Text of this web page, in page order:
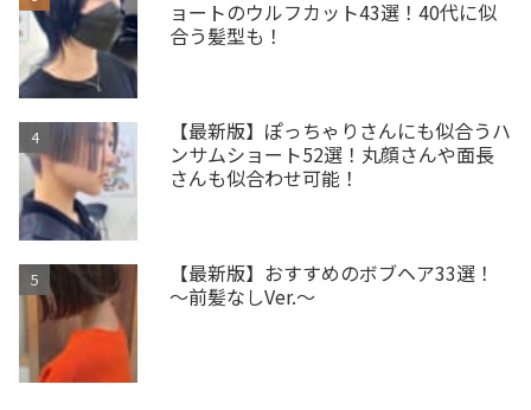
ョートのウルフカット43選！40代に似
合う髪型も！
【最新版】ぽっちゃりさんにも似合うハ
ンサムショート52選！丸顔さんや面長
さんも似合わせ可能！
【最新版】おすすめのボブヘア33選！
～前髪なしVer.～